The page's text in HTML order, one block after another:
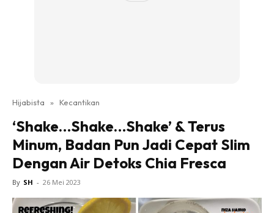
Hijabista » Kecantikan
‘Shake…Shake…Shake’ & Terus
Minum, Badan Pun Jadi Cepat Slim
Dengan Air Detoks Chia Fresca
By SH - 26 Mei 2023